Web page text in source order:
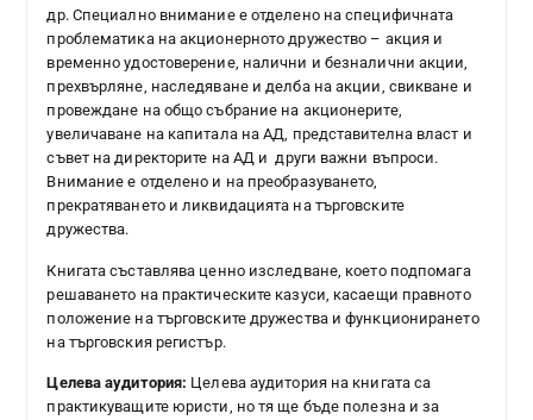
др. Специално внимание е отделено на специфичната
проблематика на акционерното дружество – акция и
временно удостоверение, налични и безналични акции,
прехвърляне, наследяване и делба на акции, свикване и
провеждане на общо събрание на акционерите,
увеличаване на капитала на АД, представителна власт и
съвет на директорите на АД и други важни въпроси.
Внимание е отделено и на преобразуването,
прекратяването и ликвидацията на търговските
дружества.
Книгата съставлява ценно изследване, което подпомага
решаването на практическите казуси, касаещи правното
положение на търговските дружества и функционирането
на търговския регистър.
Целева аудитория: Целева аудитория на книгата са
практикуващите юристи, но тя ще бъде полезна и за